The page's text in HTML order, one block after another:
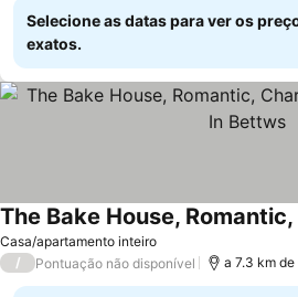
Selecione as datas para ver os
exatos.
Casa/apartamento inteiro
Ver preços
/ Pontuação não disponível a 7.3 km